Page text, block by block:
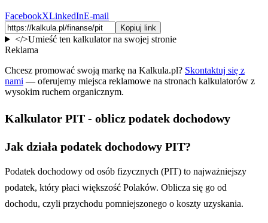
FacebookXLinkedInE-mail
Kopiuj link
</>Umieść ten kalkulator na swojej stronie
Reklama
Chcesz promować swoją markę na Kalkula.pl? Skontaktuj się z
nami — oferujemy miejsca reklamowe na stronach kalkulatorów z
wysokim ruchem organicznym.
Kalkulator PIT - oblicz podatek dochodowy
Jak działa podatek dochodowy PIT?
Podatek dochodowy od osób fizycznych (PIT) to najważniejszy
podatek, który płaci większość Polaków. Oblicza się go od
dochodu, czyli przychodu pomniejszonego o koszty uzyskania.